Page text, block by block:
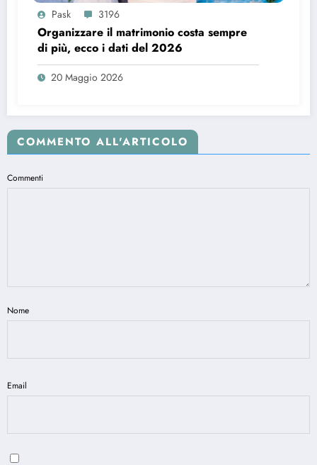
Pask 3196
Organizzare il matrimonio costa sempre
di più, ecco i dati del 2026
20 Maggio 2026
COMMENTO ALL'ARTICOLO
Commenti
Nome
Email